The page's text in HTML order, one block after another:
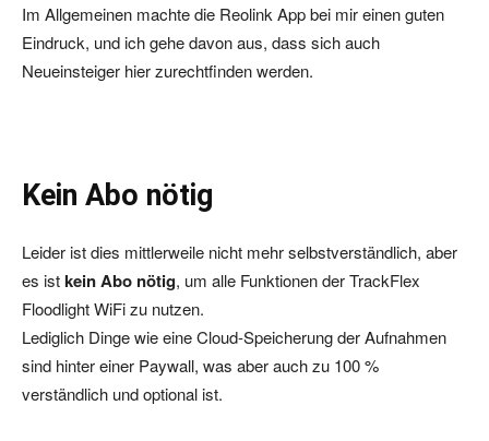
Im Allgemeinen machte die Reolink App bei mir einen guten
Eindruck, und ich gehe davon aus, dass sich auch
Neueinsteiger hier zurechtfinden werden.
Kein Abo nötig
Leider ist dies mittlerweile nicht mehr selbstverständlich, aber
es istkein Abo nötig, um alle Funktionen der TrackFlex
Floodlight WiFi zu nutzen.
Lediglich Dinge wie eine Cloud-Speicherung der Aufnahmen
sind hinter einer Paywall, was aber auch zu 100 %
verständlich und optional ist.